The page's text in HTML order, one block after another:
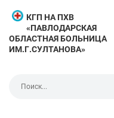
КГП НА ПХВ
«ПАВЛОДАРСКАЯ
ОБЛАСТНАЯ БОЛЬНИЦА
ИМ.Г.СУЛТАНОВА»